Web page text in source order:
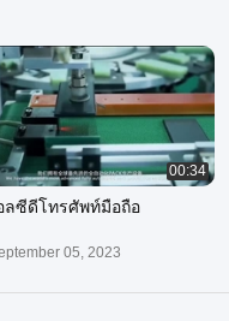
00:34
ลซีดีโทรศัพท์มือถือ
05, 2023